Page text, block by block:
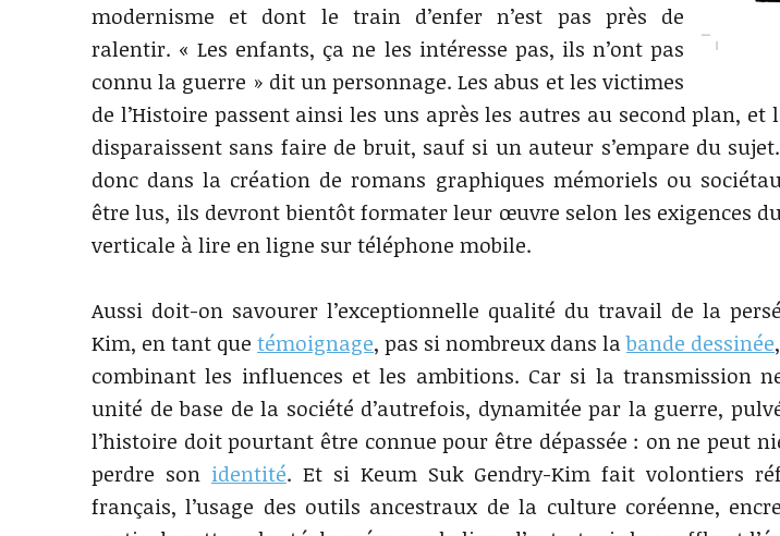
modernisme et dont le train d’enfer n’est pas près de
ralentir. « Les enfants, ça ne les intéresse pas, ils n’ont pas
connu la guerre » dit un personnage. Les abus et les victimes
de l’Histoire passent ainsi les uns après les autres au second plan, et
disparaissent sans faire de bruit, sauf si un auteur s’empare du
donc dans la création de romans graphiques mémoriels ou
être lus, ils devront bientôt formater leur œuvre selon les exigences
verticale à lire en ligne sur téléphone mobile.
Aussi doit-on savourer l’exceptionnelle qualité du travail de la
Kim, en tant que témoignage, pas si nombreux dans labande dessinée
combinant les influences et les ambitions. Car si la transmission
unité de base de la société d’autrefois, dynamitée par la guerre,
l’histoire doit pourtant être connue pour être dépassée : on ne peut
perdre son identité. Et si Keum Suk Gendry-Kim fait volontiers
français, l’usage des outils ancestraux de la culture coréenne,